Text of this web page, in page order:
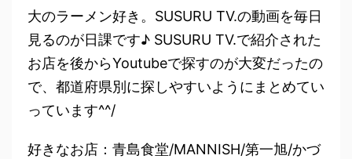
大のラーメン好き。SUSURU TV.の動画を毎日
見るのが日課です♪ SUSURU TV.で紹介された
お店を後からYoutubeで探すのが大変だったの
で、都道府県別に探しやすいようにまとめてい
っています^^/
好きなお店：青島食堂/MANNISH/第一旭/かづ